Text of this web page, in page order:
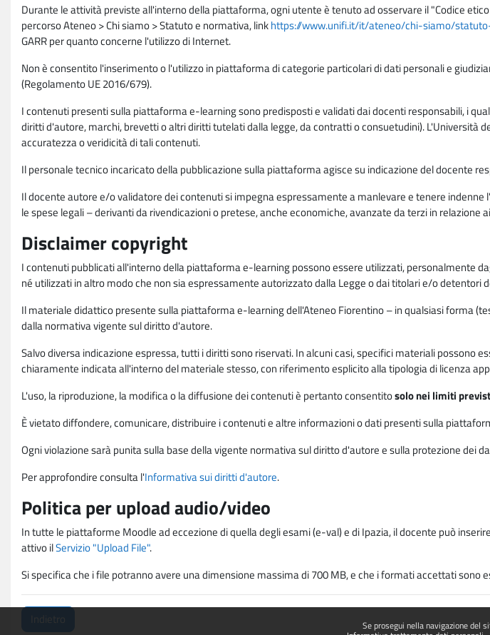
Se prosegui nella navigazione del
Durante le attività previste all'interno della piattaforma, ogni utente è tenuto ad osservare il "Codice
percorso Ateneo > Chi siamo > Statuto e normativa, linkhttps://www.unifi.it/it/ateneo/chi-siamo/
GARR per quanto concerne l'utilizzo di Internet.
Non è consentito l'inserimento o l'utilizzo in piattaforma di categorie particolari di dati personali e
(Regolamento UE 2016/679).
I contenuti presenti sulla piattaforma e-learning sono predisposti e validati dai docenti responsabili, i
diritti d'autore, marchi, brevetti o altri diritti tutelati dalla legge, da contratti o consuetudini). L'Università
accuratezza o veridicità di tali contenuti.
Il personale tecnico incaricato della pubblicazione sulla piattaforma agisce su indicazione del docente
Il docente autore e/o validatore dei contenuti si impegna espressamente a manlevare e tenere
le spese legali – derivanti da rivendicazioni o pretese, anche economiche, avanzate da terzi in relazione
Disclaimer copyright
I contenuti pubblicati all'interno della piattaforma e-learning possono essere utilizzati, personalmente
né utilizzati in altro modo che non sia espressamente autorizzato dalla Legge o dai titolari e/o detentori
Il materiale didattico presente sulla piattaforma e-learning dell'Ateneo Fiorentino – in qualsiasi forma
dalla normativa vigente sul diritto d'autore.
Salvo diversa indicazione espressa, tutti i diritti sono riservati. In alcuni casi, specifici materiali possono
chiaramente indicata all'interno del materiale stesso, con riferimento esplicito alla tipologia di licenza
L'uso, la riproduzione, la modifica o la diffusione dei contenuti è pertanto consentitosolo nei limiti
È vietato diffondere, comunicare, distribuire i contenuti e altre informazioni o dati presenti sulla
Ogni violazione sarà punita sulla base della vigente normativa sul diritto d'autore e sulla protezione dei
Per approfondire consulta l'Informativa sui diritti d'autore.
Politica per upload audio/video
In tutte le piattaforme Moodle ad eccezione di quella degli esami (e-val) e di Ipazia, il docente può
attivo ilServizio "Upload File".
Si specifica che i file potranno avere una dimensione massima di 700 MB, e che i formati accettati sono
Indietro